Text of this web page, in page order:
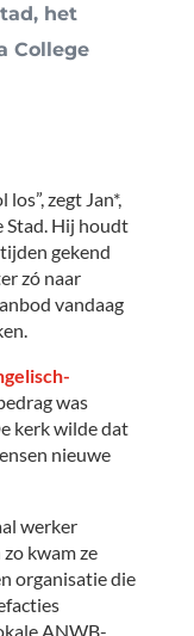
het
College
zegt Jan*,
Stad. Hij houdt
gekend
zó naar
vandaag
was
kerk wilde dat
nieuwe
werker
kwam ze
organisatie die
ANWB-